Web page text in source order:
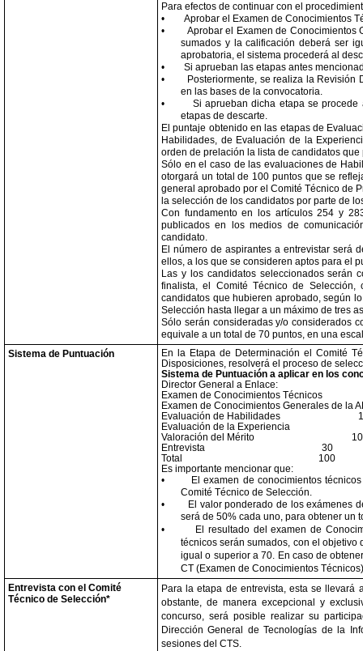
Para efectos de continuar con el
•
Aprobar el
Examen de Conocimientos
•
Aprobar el Examen de Conocimientos
sumados y la calificación deberá ser
aprobatoria, el sistema procederá al
•
Si aprueban las etapas antes
•
Posteriormente, se realiza la
en las bases de la convocatoria.
•
Si aprueban dicha etapa se
etapas de descarte.
El puntaje obtenido en las etapas de
Habilidades, de Evaluación de la
orden de prelación la lista de candidatos
Sólo en el caso de las evaluaciones de
otorgará un total de 100 puntos que se
general aprobado por el Comité Técnico de
la selección de los candidatos por parte de
Con fundamento en los artículos 254 y
publicados en los medios de
candidato.
El número de aspirantes a entrevistar será
ellos, a los que se consideren aptos para el
Las y los candidatos seleccionados serán
finalista, el Comité Técnico de
candidatos que hubieren aprobado, según
Selección hasta llegar a un máximo de tres
Sólo serán consideradas y/o considerados
equivale a un total de 70 puntos, en una
Sistema de Puntuación
En la Etapa de Determinación el Comité
Disposiciones, resolverá el proceso de
Sistema de Puntuación a aplicar en los
Director General a Enlace:
Examen de Conocimientos Técnicos
Examen de Conocimientos Generales de la
Evaluación de Habilidades
Evaluación de la Experiencia
Valoración del Mérito
10
Entrevista
30
Total
100
Es importante mencionar que:
•
El examen de conocimientos
Comité Técnico de Selección.
•
El valor ponderado de los exámenes
será de 50% cada uno, para obtener un
•
El resultado del examen de
técnicos serán sumados, con el
igual o superior a 70. En caso de
CT (Examen de Conocimientos
Entrevista con el Comité
Técnico de Selección*
Para la etapa de entrevista, esta se llevará
obstante, de manera excepcional y
concurso, será posible realizar su
Dirección General de Tecnologías de la
sesiones del CTS.